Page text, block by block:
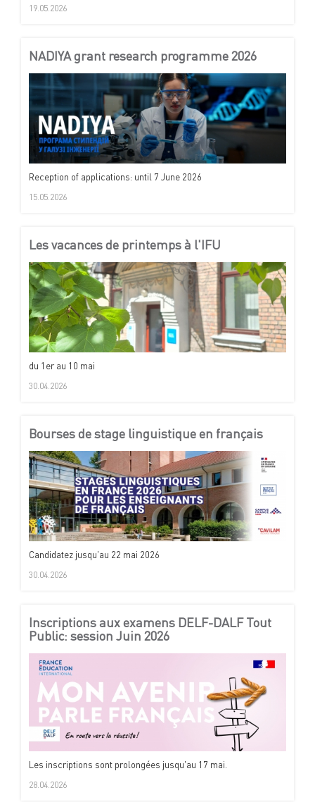
19.05.2026
NADIYA grant research programme 2026
Reception of applications: until 7 June 2026
15.05.2026
Les vacances de printemps à l'IFU
du 1er au 10 mai
30.04.2026
Bourses de stage linguistique en français
Candidatez jusqu'au 22 mai 2026
30.04.2026
Inscriptions aux examens DELF-DALF Tout
Public: session Juin 2026
Les inscriptions sont prolongées jusqu'au 17 mai.
28.04.2026